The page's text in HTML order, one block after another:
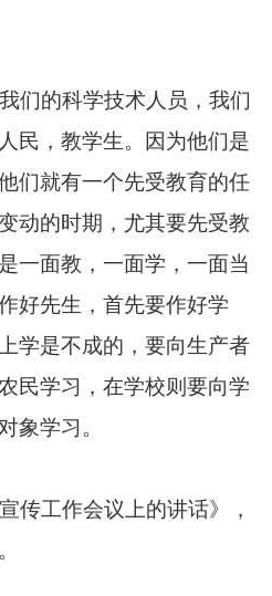
们的科学技术人员，我们
民，教学生。因为他们是
们就有一个先受教育的任
动的时期，尤其要先受教
面教，一面学，一面当
好先生，首先要作好学
学是不成的，要向生产者
民学习，在学校则要向学
象学习。
传工作会议上的讲话》，
。